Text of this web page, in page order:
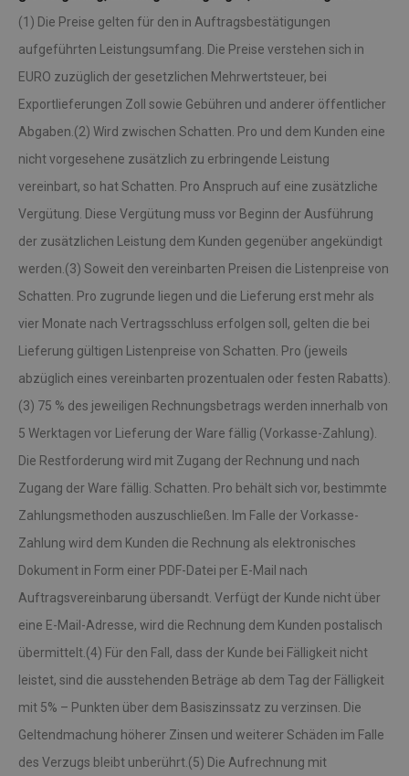
(1) Die Preise gelten für den in Auftragsbestätigungen
aufgeführten Leistungsumfang. Die Preise verstehen sich in
EURO zuzüglich der gesetzlichen Mehrwertsteuer, bei
Exportlieferungen Zoll sowie Gebühren und anderer öffentlicher
Abgaben.(2) Wird zwischen Schatten. Pro und dem Kunden eine
nicht vorgesehene zusätzlich zu erbringende Leistung
vereinbart, so hat Schatten. Pro Anspruch auf eine zusätzliche
Vergütung. Diese Vergütung muss vor Beginn der Ausführung
der zusätzlichen Leistung dem Kunden gegenüber angekündigt
werden.(3) Soweit den vereinbarten Preisen die Listenpreise von
Schatten. Pro zugrunde liegen und die Lieferung erst mehr als
vier Monate nach Vertragsschluss erfolgen soll, gelten die bei
Lieferung gültigen Listenpreise von Schatten. Pro (jeweils
abzüglich eines vereinbarten prozentualen oder festen Rabatts).
(3) 75 % des jeweiligen Rechnungsbetrags werden innerhalb von
5 Werktagen vor Lieferung der Ware fällig (Vorkasse-Zahlung).
Die Restforderung wird mit Zugang der Rechnung und nach
Zugang der Ware fällig. Schatten. Pro behält sich vor, bestimmte
Zahlungsmethoden auszuschließen. Im Falle der Vorkasse-
Zahlung wird dem Kunden die Rechnung als elektronisches
Dokument in Form einer PDF-Datei per E-Mail nach
Auftragsvereinbarung übersandt. Verfügt der Kunde nicht über
eine E-Mail-Adresse, wird die Rechnung dem Kunden postalisch
übermittelt.(4) Für den Fall, dass der Kunde bei Fälligkeit nicht
leistet, sind die ausstehenden Beträge ab dem Tag der Fälligkeit
mit 5% – Punkten über dem Basiszinssatz zu verzinsen. Die
Geltendmachung höherer Zinsen und weiterer Schäden im Falle
des Verzugs bleibt unberührt.(5) Die Aufrechnung mit